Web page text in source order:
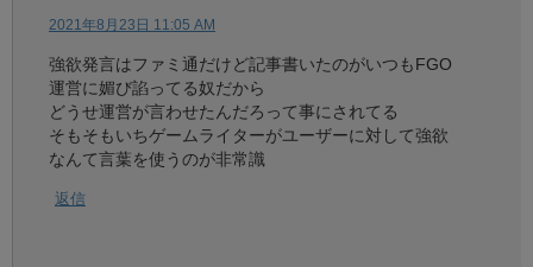
2021年8月23日 11:05 AM
強欲発言はファミ通だけど記事書いたのがいつもFGO
運営に媚び諂ってる奴だから
どうせ運営が言わせたんだろって事にされてる
そもそもいちゲームライターがユーザーに対して強欲
なんて言葉を使うのが非常識
返信